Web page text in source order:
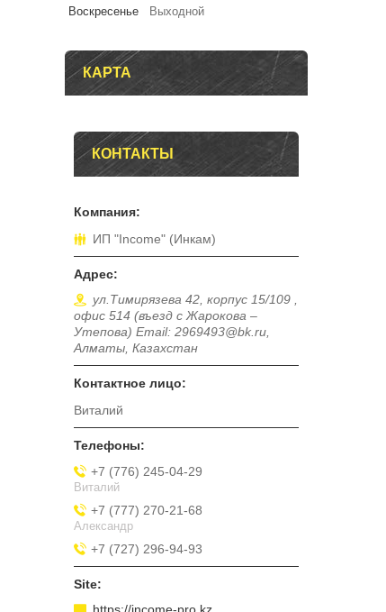
Воскресенье
Выходной
КАРТА
КОНТАКТЫ
ИП "Income" (Инкам)
ул.Тимирязева 42, корпус 15/109 ,
офис 514 (въезд с Жарокова –
Утепова) Email: 2969493@bk.ru,
Алматы, Казахстан
Виталий
+7 (776) 245-04-29
Виталий
+7 (777) 270-21-68
Александр
+7 (727) 296-94-93